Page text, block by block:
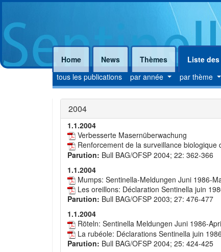
Home News Thèmes
Liste
tous les publications
par année par thème
2004
1.1.2004
Verbesserte Masernüberwachung
Renforcement de la surveillance biologique
Parution: Bull BAG/OFSP 2004; 22: 362-366
1.1.2004
Mumps: Sentinella-Meldungen Juni 1986-
Les oreillons: Déclaration Sentinella juin
Parution: Bull BAG/OFSP 2003; 27: 476-477
1.1.2004
Röteln: Sentinella Meldungen Juni 1986-
La rubéole: Déclarations Sentinella juin
Parution: Bull BAG/OFSP 2004; 25: 424-425